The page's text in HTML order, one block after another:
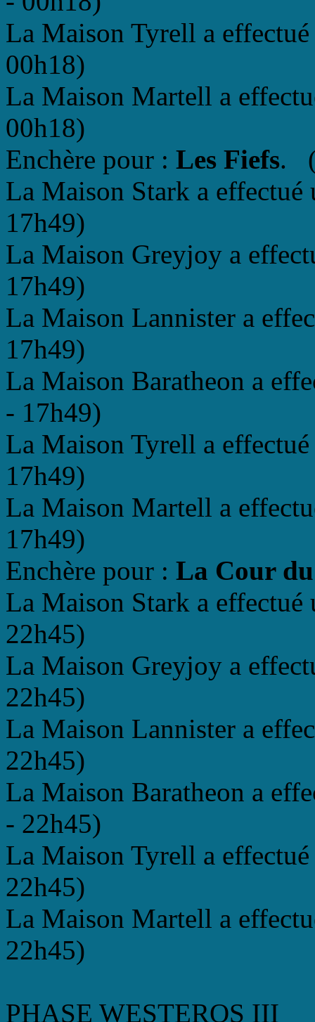
La Maison Tyrell a
00h18)
La Maison Martell a
00h18)
Enchère pour : Les Fiefs.
La Maison Stark a
17h49)
La Maison Greyjoy a
17h49)
La Maison Lannister a
17h49)
La Maison Baratheon a
- 17h49)
La Maison Tyrell a
17h49)
La Maison Martell a
17h49)
Enchère pour : La Cour
La Maison Stark a
22h45)
La Maison Greyjoy a
22h45)
La Maison Lannister a
22h45)
La Maison Baratheon a
- 22h45)
La Maison Tyrell a
22h45)
La Maison Martell a
22h45)
PHASE WESTEROS III